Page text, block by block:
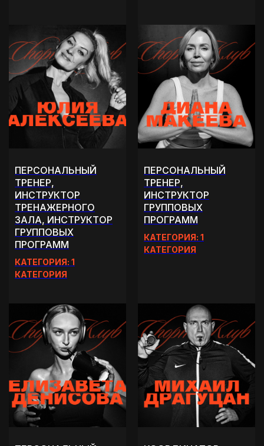
ПЕРСОНАЛЬНЫЙ
ТРЕНЕР,
ИНСТРУКТОР
ТРЕНАЖЕРНОГО
ЗАЛА, ИНСТРУКТОР
ГРУППОВЫХ
ПРОГРАММ
КАТЕГОРИЯ: 1
КАТЕГОРИЯ
ПЕРСОНАЛЬНЫЙ
ТРЕНЕР,
ИНСТРУКТОР
ГРУППОВЫХ
ПРОГРАММ
КАТЕГОРИЯ: 1
КАТЕГОРИЯ